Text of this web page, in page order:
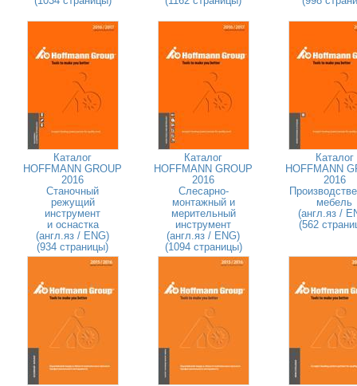
Каталог
HOFFMANN GROUP
2016
Станочный
режущий
инструмент
и оснастка
(англ.яз / ENG)
(934 страницы)
Каталог
HOFFMANN GROUP
2016
Слесарно-
монтажный и
мерительный
инструмент
(англ.яз / ENG)
(1094 страницы)
Каталог
HOFFMANN
2016
мебель
(англ.яз /
(562